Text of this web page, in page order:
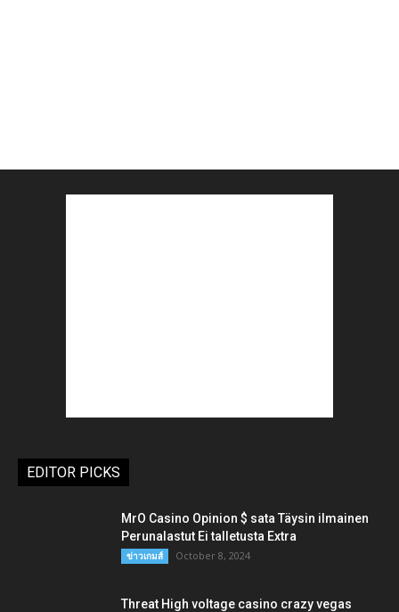
EDITOR PICKS
MrO Casino Opinion $ sata Täysin ilmainen
Perunalastut Ei talletusta Extra
ข่าวเกมส์ October 8, 2024
Threat High voltage casino crazy vegas